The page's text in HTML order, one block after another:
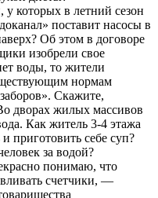
которых в летний сезон
поставит насосы в
Об этом в договоре
изобрели свое
воды, то жители
нормам
Скажите,
дворах жилых массивов
Как житель 3-4 этажа
приготовить себе суп?
за водой?
понимаю, что
счетчики, —